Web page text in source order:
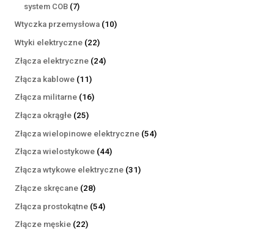
system COB 77
produktów
Wtyczka przemysłowa 1010
Wtyki elektryczne 2222
produkty
Złącza elektryczne 2424
Złącza kablowe 1111
produktów
Złącza militarne 1616
Złącza okrągłe 2525
produktów
Złącza wielopinowe elektryczne 5454
Złącza wielostykowe 4444
produkty
Złącza wtykowe elektryczne 3131
Złącze skręcane 2828
produktów
Złącza prostokątne 5454
Złącze męskie 2222